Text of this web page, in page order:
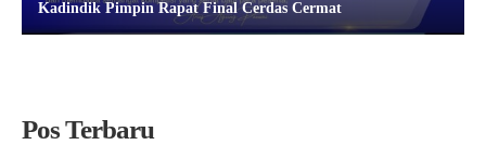
Kadindik Pimpin Rapat Final Cerdas Cermat
Pos Terbaru